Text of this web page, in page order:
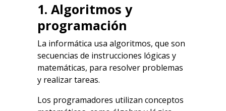
1. Algoritmos y
programación
La informática usa algoritmos, que son
secuencias de instrucciones lógicas y
matemáticas, para resolver problemas
y realizar tareas.
Los programadores utilizan conceptos